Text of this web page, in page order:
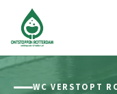
WC VERSTOPT